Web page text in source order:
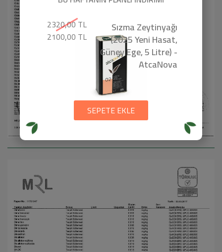
2320,00 TL
2100,00 TL
Sızma Zeytinyağı
(2025 Yeni Hasat,
Güney Ege, 5 Litre) -
AtcaNova
SEPETE EKLE